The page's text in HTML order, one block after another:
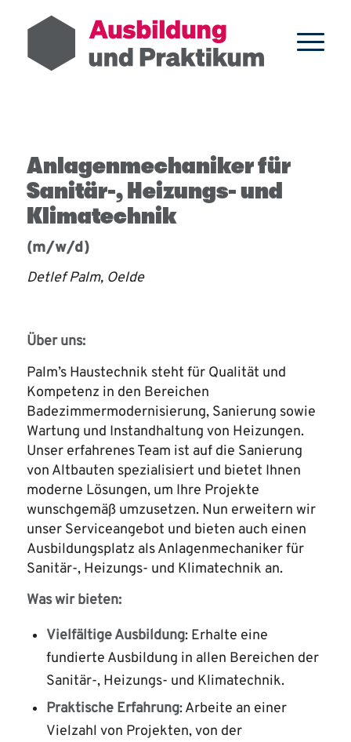
Anlagenmechaniker für
Sanitär-, Heizungs- und
Klimatechnik
(m/w/d)
Detlef Palm, Oelde
Über uns:
Palm’s Haustechnik steht für Qualität und
Kompetenz in den Bereichen
Badezimmermodernisierung, Sanierung sowie
Wartung und Instandhaltung von Heizungen.
Unser erfahrenes Team ist auf die Sanierung
von Altbauten spezialisiert und bietet Ihnen
moderne Lösungen, um Ihre Projekte
wunschgemäß umzusetzen. Nun erweitern wir
unser Serviceangebot und bieten auch einen
Ausbildungsplatz als Anlagenmechaniker für
Sanitär-, Heizungs- und Klimatechnik an.
Was wir bieten:
Vielfältige Ausbildung: Erhalte eine
fundierte Ausbildung in allen Bereichen der
Sanitär-, Heizungs- und Klimatechnik.
Praktische Erfahrung: Arbeite an einer
Vielzahl von Projekten, von der